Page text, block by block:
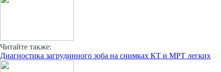
Читайте также:
Диагностика загрудинного зоба на снимках КТ и МРТ легких